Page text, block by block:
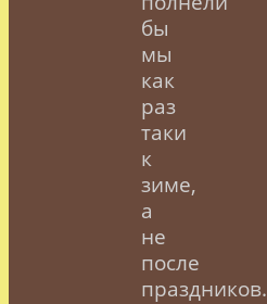
бы
мы
как
раз
таки
к
зиме,
а
не
после
праздников.